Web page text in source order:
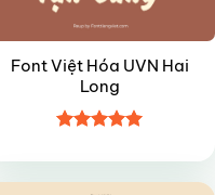
Font Việt Hóa UVN Hai
Long
hạng4.95
5 sao